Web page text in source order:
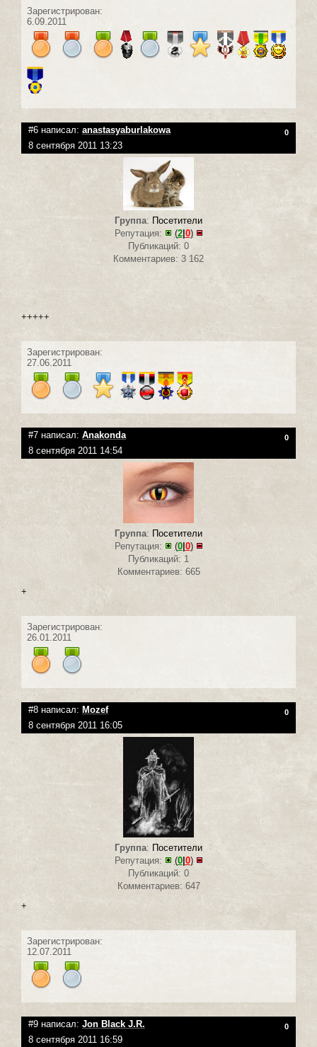
Зарегистрирован:
6.09.2011
#6 написал: anastasyaburlakowa 0
8 сентября 2011 13:23
Группа: Посетители
Репутация:
(2| 0)
Публикаций: 0
Комментариев: 3 162
+++++
Зарегистрирован:
27.06.2011
#7 написал: Anakonda 0
8 сентября 2011 14:54
Группа: Посетители
Репутация:
(0|0)
Публикаций: 1
Комментариев: 665
+
Зарегистрирован:
26.01.2011
#8 написал: Mozef 0
8 сентября 2011 16:05
Группа: Посетители
Репутация:
(0| 0)
Публикаций: 0
Комментариев: 647
+
Зарегистрирован:
12.07.2011
#9 написал: Jon Black J.R. 0
8 сентября 2011 16:59